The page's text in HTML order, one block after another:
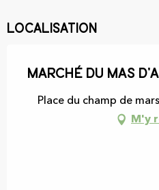
Localisation
Marché du Mas
Place du champ de
M'y